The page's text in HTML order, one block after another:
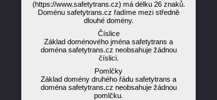
(https://www.safetytrans.cz) má délku 26 znaků.
Doménu safetytrans.cz řadíme mezi středně
dlouhé domény.
Číslice
Základ doménového jména safetytrans a
doména safetytrans.cz neobsahuje žádnou
číslici.
Pomlčky
Základ domény druhého řádu safetytrans a
doména safetytrans.cz neobsahuje žádnou
pomlčku.